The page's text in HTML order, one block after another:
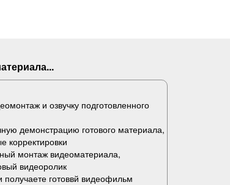
и озвучку подготовленного
демонстрацию готового материала,
корректировки
монтаж видеоматериала,
видеоролик
получаете готоввй видеофильм